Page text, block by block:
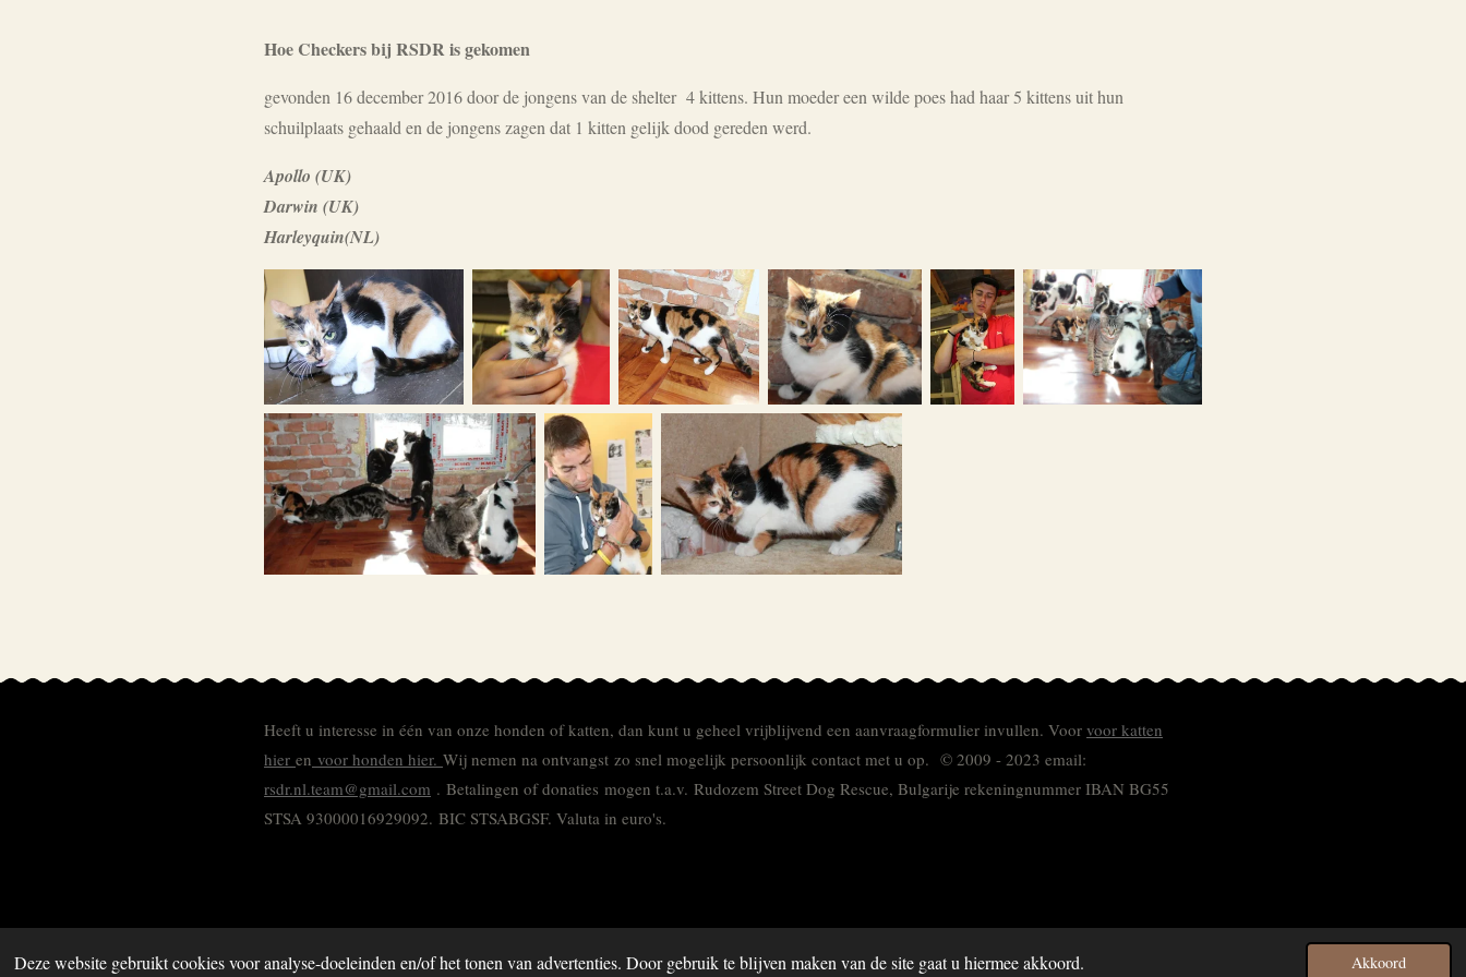
Deze website gebruikt cookies voor analyse-doeleinden en/of het tonen van advertenties. Door gebruik te blijven maken van de site gaat u hiermee akkoord. Akkoord
Hoe Checkers bij RSDR is gekomen
gevonden 16 december 2016 door de jongens van de shelter 4 kittens. Hun moeder een wilde poes had haar 5 kittens uit hun
schuilplaats gehaald en de jongens zagen dat 1 kitten gelijk dood gereden werd.
Apollo (UK)
Darwin (UK)
Harleyquin(NL)
Heeft u interesse in één van onze honden of katten, dan kunt u geheel vrijblijvend een aanvraagformulier invullen. Voor voor katten
hier en voor honden hier. Wij nemen na ontvangst zo snel mogelijk persoonlijk contact met u op. © 2009 - 2023 email:
rsdr.nl.team@gmail.com . Betalingen of donaties mogen t.a.v. Rudozem Street Dog Rescue, Bulgarije rekeningnummer IBAN BG55
STSA 93000016929092. BIC STSABGSF. Valuta in euro's.